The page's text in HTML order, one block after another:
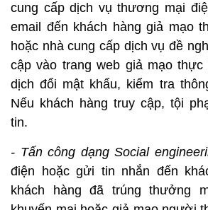
cung cấp dịch vụ thương mại
email đến khách hàng giả mạo
hoặc nhà cung cấp dịch vụ đề
cập vào trang web giả mạo
dịch đổi mật khẩu, kiểm tra
Nếu khách hàng truy cập, tội
tin.
- Tấn công dạng Social
điện hoặc gửi tin nhắn đến
khách hàng đã trúng thưởng